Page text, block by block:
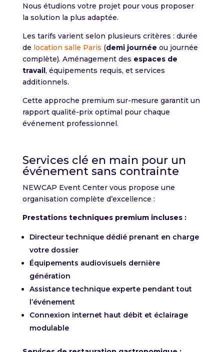
Nous étudions votre projet pour vous proposer
la solution la plus adaptée.
Les tarifs varient selon plusieurs critères : durée
de location salle Paris (demi journée ou journée
complète). Aménagement des espaces de
travail, équipements requis, et services
additionnels.
Cette approche premium sur-mesure garantit un
rapport qualité-prix optimal pour chaque
événement professionnel.
Services clé en main pour un
événement sans contrainte
NEWCAP Event Center vous propose une
organisation complète d’excellence :
Prestations techniques premium incluses :
Directeur technique dédié prenant en charge
votre dossier
Équipements audiovisuels dernière
génération
Assistance technique experte pendant tout
l’événement
Connexion internet haut débit et éclairage
modulable